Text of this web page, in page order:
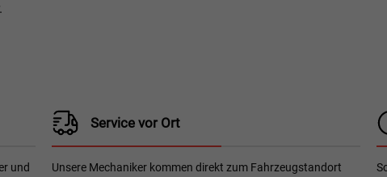
und
Service vor Ort
Unsere Mechaniker kommen direkt zum Fahrzeugstandort